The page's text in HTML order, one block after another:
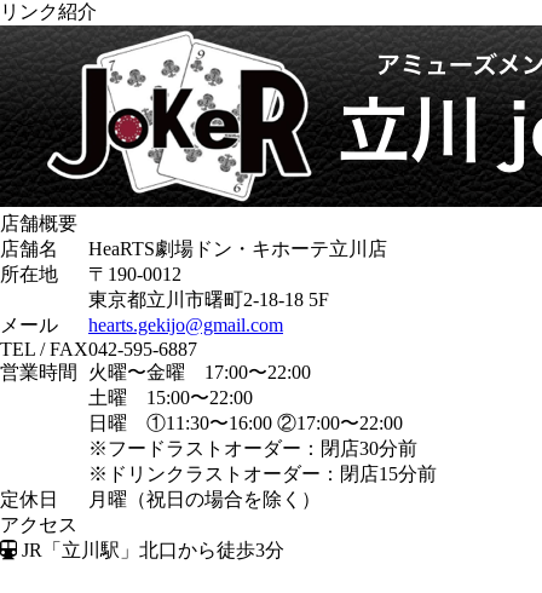
リンク紹介
店舗概要
店舗名
HeaRTS劇場ドン・キホーテ立川店
所在地
〒190-0012
東京都立川市曙町2-18-18 5F
メール
hearts.gekijo@gmail.com
TEL / FAX042-595-6887
営業時間
火曜〜金曜 17:00〜22:00
土曜 15:00〜22:00
日曜 ①11:30〜16:00 ②17:00〜22:00
※フードラストオーダー：閉店30分前
※ドリンクラストオーダー：閉店15分前
定休日
月曜（祝日の場合を除く）
アクセス
JR「立川駅」北口から徒歩3分